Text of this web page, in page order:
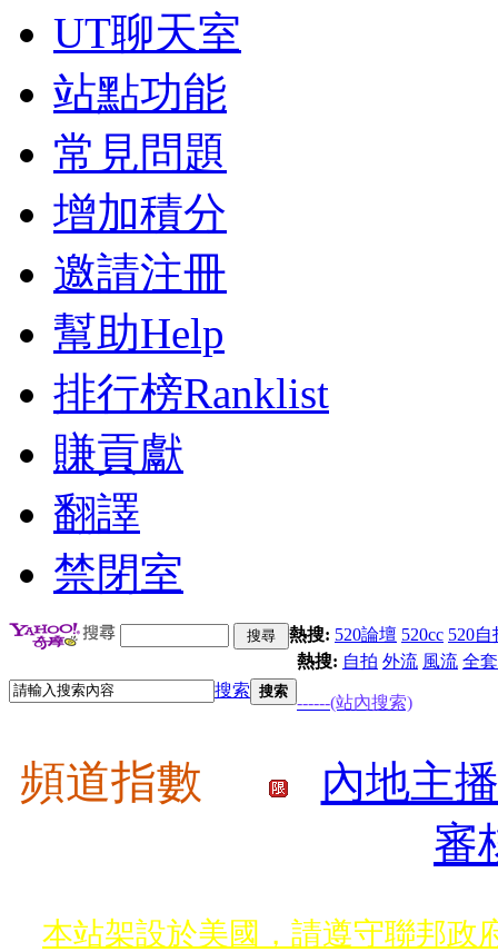
UT聊天室
站點功能
常見問題
增加積分
邀請注冊
幫助Help
排行榜Ranklist
賺貢獻
翻譯
禁閉室
熱搜: 520論壇 520cc 520自
搜索 搜索
熱搜: 自拍 外流 風流 全套
------(站內搜索)
頻道指數
內地主
審
本站架設於美國，請遵守聯邦政